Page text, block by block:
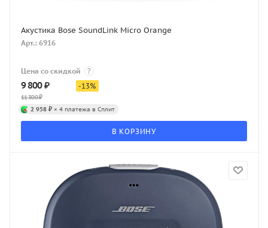
Акустика Bose SoundLink Micro Orange
Арт.: 6916
Цена со скидкой ?
9 800₽
11 300₽
-13%
2 958 ₽ × 4 платежа в Сплит
В КОРЗИНУ